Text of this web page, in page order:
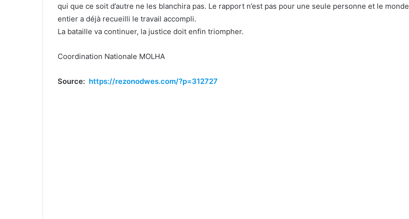
qui que ce soit d’autre ne les blanchira pas. Le rapport n’est pas pour une seule personne et le monde
entier a déjà recueilli le travail accompli.
La bataille va continuer, la justice doit enfin triompher.
Coordination Nationale MOLHA
Source: https://rezonodwes.com/?p=312727